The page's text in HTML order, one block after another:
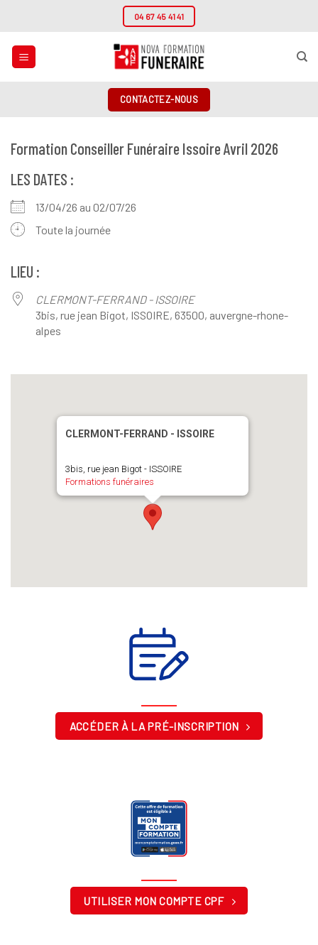
contenu
04 67 45 41 41
CONTACTEZ-NOUS
Formation Conseiller Funéraire Issoire Avril 2026
LES DATES :
13/04/26 au 02/07/26
Toute la journée
LIEU :
CLERMONT-FERRAND - ISSOIRE
3bis, rue jean Bigot, ISSOIRE, 63500, auvergne-rhone-
alpes
CLERMONT-FERRAND - ISSOIRE
3bis, rue jean Bigot - ISSOIRE
Formations funéraires
ACCÉDER À LA PRÉ-INSCRIPTION
UTILISER MON COMPTE CPF